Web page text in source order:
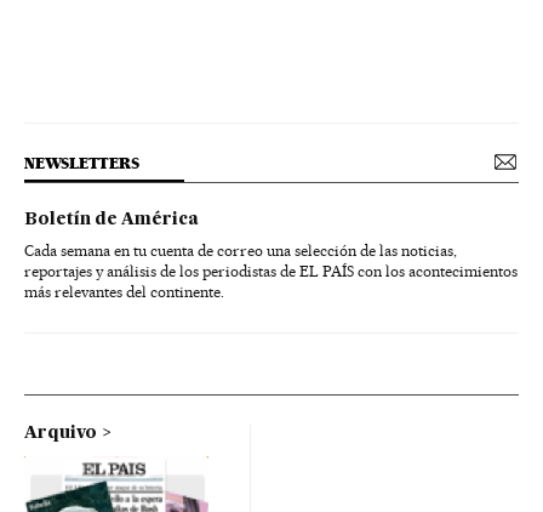
NEWSLETTERS
Boletín de América
Cada semana en tu cuenta de correo una selección de las noticias,
reportajes y análisis de los periodistas de EL PAÍS con los acontecimientos
más relevantes del continente.
Arquivo